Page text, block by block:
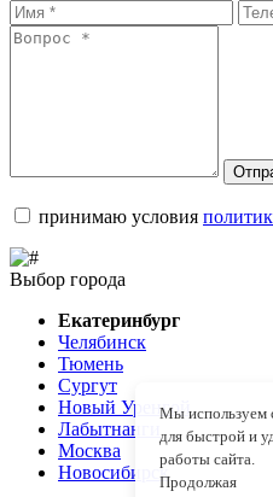
принимаю условия
Выбор города
Екатеринбург
Челябинск
Тюмень
Сургут
Новый Уренгой
Лабытнанги
Москва
Новосибирск
Мы используем
для быстрой и
работы сайта.
Продолжая